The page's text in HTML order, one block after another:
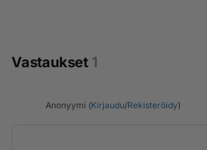
Vastaukset 1
Anonyymi (Kirjaudu/Rekisteröidy)